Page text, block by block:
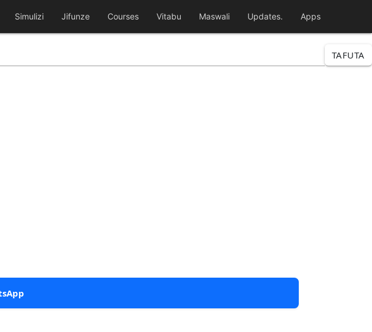
Simulizi Jifunze Courses Vitabu Maswali Updates. Apps
TAFUTA